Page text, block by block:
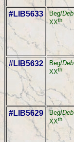
#LIB5633
Beg/Deb
XXth
#LIB5632
Beg/Deb
XXth
#LIB5629
Beg/Deb
XXth